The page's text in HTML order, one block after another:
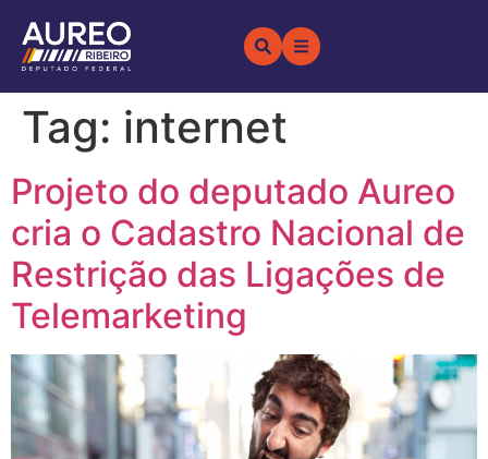
Tag: internet
Projeto do deputado Aureo
cria o Cadastro Nacional de
Restrição das Ligações de
Telemarketing